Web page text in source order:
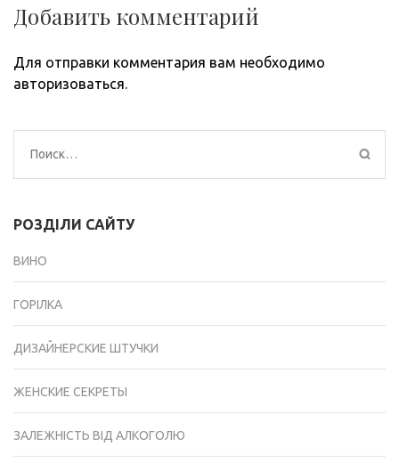
Добавить комментарий
Для отправки комментария вам необходимо
авторизоваться.
Найти:
РОЗДІЛИ САЙТУ
ВИНО
ГОРІЛКА
ДИЗАЙНЕРСКИЕ ШТУЧКИ
ЖЕНСКИЕ СЕКРЕТЫ
ЗАЛЕЖНІСТЬ ВІД АЛКОГОЛЮ